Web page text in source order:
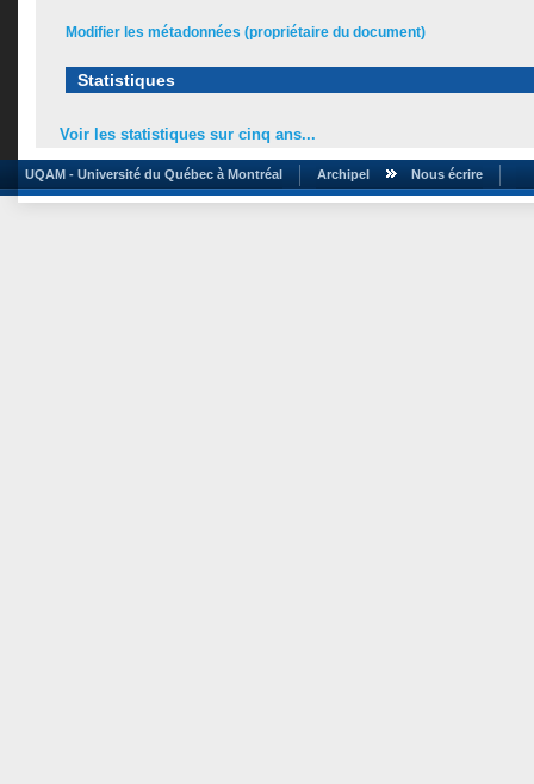
Modifier les métadonnées (propriétaire du document)
Statistiques
Voir les statistiques sur cinq ans...
UQAM - Université du Québec à Montréal Archipel Nous écrire